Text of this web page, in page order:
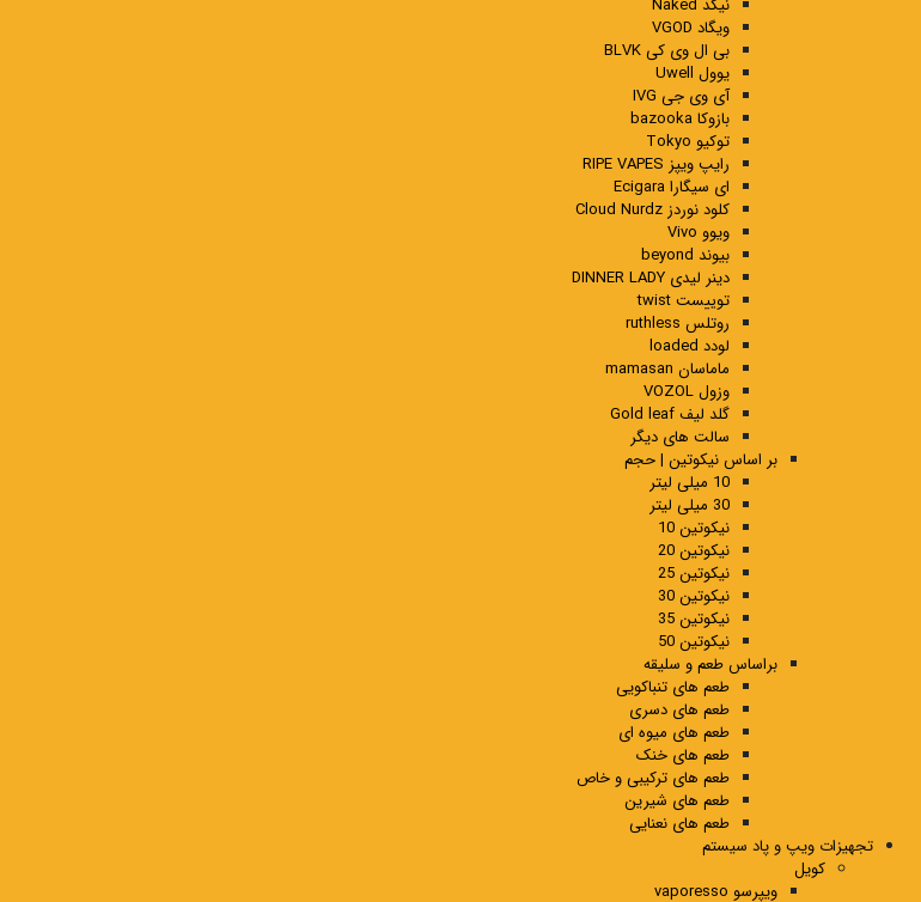
نیکد Naked
ویگاد VGOD
بی ال وی کی BLVK
یوول Uwell
آی وی جی IVG
بازوکا bazooka
توکیو Tokyo
رایپ ویپز RIPE VAPES
ای سیگارا Ecigara
کلود نوردز Cloud Nurdz
ویوو Vivo
بیوند beyond
دینر لیدی DINNER LADY
توییست twist
روتلس ruthless
لودد loaded
ماماسان mamasan
وزول VOZOL
گلد لیف Gold leaf
سالت های دیگر
بر اساس نیکوتین | حجم
10 میلی لیتر
30 میلی لیتر
نیکوتین 10
نیکوتین 20
نیکوتین 25
نیکوتین 30
نیکوتین 35
نیکوتین 50
براساس طعم و سلیقه
طعم های تنباکویی
طعم های دسری
طعم های میوه ای
طعم های خنک
طعم های ترکیبی و خاص
طعم های شیرین
طعم های نعنایی
تجهیزات ویپ و پاد سیستم
کویل
ویپرسو vaporesso